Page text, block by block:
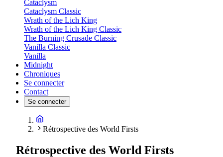
Cataclysm
Cataclysm Classic
Wrath of the Lich King
Wrath of the Lich King Classic
The Burning Crusade Classic
Vanilla Classic
Vanilla
Midnight
Chroniques
Se connecter
Contact
Se connecter
Rétrospective des World Firsts
Rétrospective des World Firsts